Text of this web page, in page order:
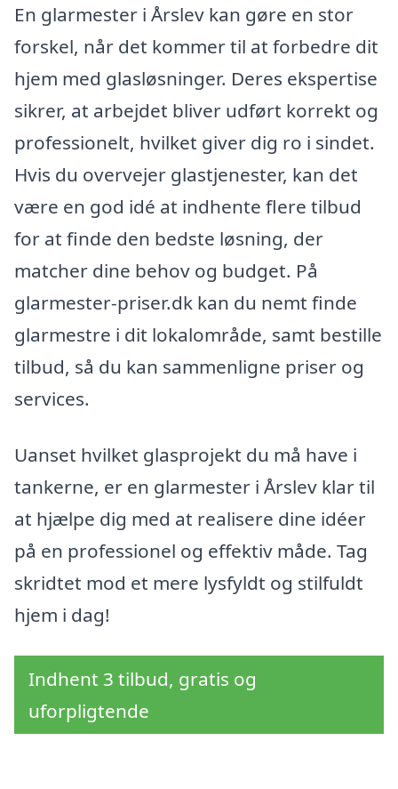
En glarmester i Årslev kan gøre en stor
forskel, når det kommer til at forbedre dit
hjem med glasløsninger. Deres ekspertise
sikrer, at arbejdet bliver udført korrekt og
professionelt, hvilket giver dig ro i sindet.
Hvis du overvejer glastjenester, kan det
være en god idé at indhente flere tilbud
for at finde den bedste løsning, der
matcher dine behov og budget. På
glarmester-priser.dk kan du nemt finde
glarmestre i dit lokalområde, samt bestille
tilbud, så du kan sammenligne priser og
services.
Uanset hvilket glasprojekt du må have i
tankerne, er en glarmester i Årslev klar til
at hjælpe dig med at realisere dine idéer
på en professionel og effektiv måde. Tag
skridtet mod et mere lysfyldt og stilfuldt
hjem i dag!
Indhent 3 tilbud, gratis og
uforpligtende